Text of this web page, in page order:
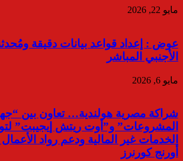
مايو 22, 2026
عوض : إعداد قواعد بيانات دقيقة
الأجنبي المباشر
مايو 6, 2026
شراكة مصرية هولندية… تعاون بين
المشروعات” و”أوت ريتش إيجيبت”
الخدمات غير المالية ودعم رواد
أورنج كورنرز